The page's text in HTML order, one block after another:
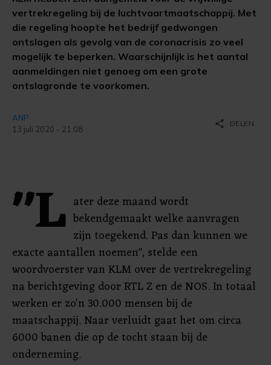
vertrekregeling bij de luchtvaartmaatschappij. Met
die regeling hoopte het bedrijf gedwongen
ontslagen als gevolg van de coronacrisis zo veel
mogelijk te beperken. Waarschijnlijk is het aantal
aanmeldingen niet genoeg om een grote
ontslagronde te voorkomen.
ANP
13 juli 2020 - 21:08
share DELEN
"L ater deze maand wordt
bekendgemaakt welke aanvragen
zijn toegekend. Pas dan kunnen we
exacte aantallen noemen", stelde een
woordvoerster van KLM over de vertrekregeling
na berichtgeving door RTL Z en de NOS. In totaal
werken er zo'n 30.000 mensen bij de
maatschappij. Naar verluidt gaat het om circa
6000 banen die op de tocht staan bij de
onderneming.